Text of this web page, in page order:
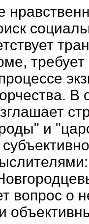
требует
В
и
вопрос о